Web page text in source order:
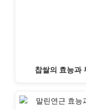
찹쌀의 효능과